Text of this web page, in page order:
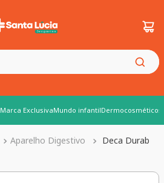
Marca ExclusivaMundo infantilDermocosméticos
Aparelho Digestivo
Deca Durab